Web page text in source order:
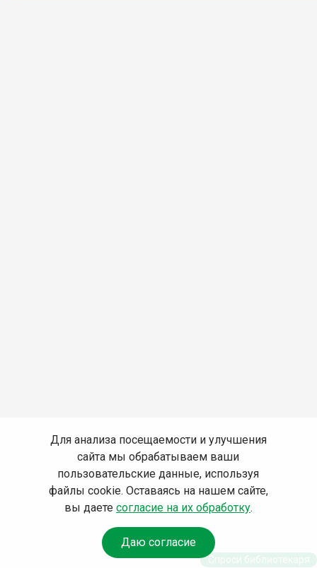
Для анализа посещаемости и улучшения
сайта мы обрабатываем ваши
пользовательские данные, используя
файлы cookie. Оставаясь на нашем сайте,
вы даете согласие на их обработку.
Даю согласие
Спроси библиотекаря